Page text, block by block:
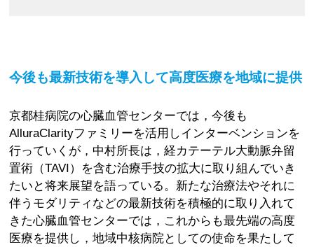
今後も最新技術を導入して高度医療を地域に提供
京都桂病院の心臓血管センターでは，今後も
AlluraClarityファミリーを活用しインターベンションを
行っていくが，中村所長は，経カテーテル大動脈弁留
置術（TAVI）を含む治療手技の拡大に取り組んでいき
たいと将来展望を語っている。新たな治療法やそれに
伴うモダリティなどの最新技術を積極的に取り入れて
きた心臓血管センターでは，これからも最先端の高度
医療を提供し，地域中核病院としての使命を果たして